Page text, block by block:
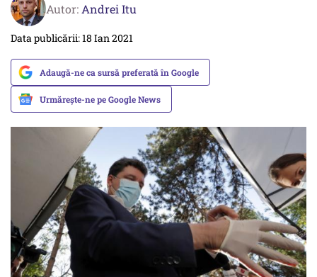
Autor: Andrei Itu
Data publicării: 18 Ian 2021
Adaugă-ne ca sursă preferată în Google
Urmărește-ne pe Google News